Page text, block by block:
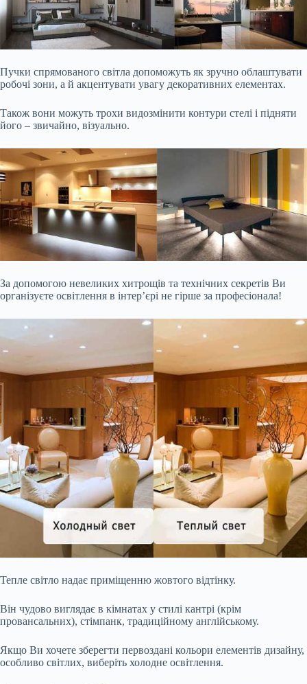
Пучки спрямованого світла допоможуть як зручно облаштувати
робочі зони, а й акцентувати увагу декоративних елементах.
Також вони можуть трохи видозмінити контури стелі і підняти
його – звичайно, візуально.
За допомогою невеликих хитрощів та технічних секретів Ви
організуєте освітлення в інтер’єрі не гірше за професіонала!
Тепле світло надає приміщенню жовтого відтінку.
Він чудово виглядає в кімнатах у стилі кантрі (крім
провансальних), стімпанк, традиційному англійському.
Якщо Ви хочете зберегти первоздані кольори елементів дизайну,
особливо світлих, виберіть холодне освітлення.